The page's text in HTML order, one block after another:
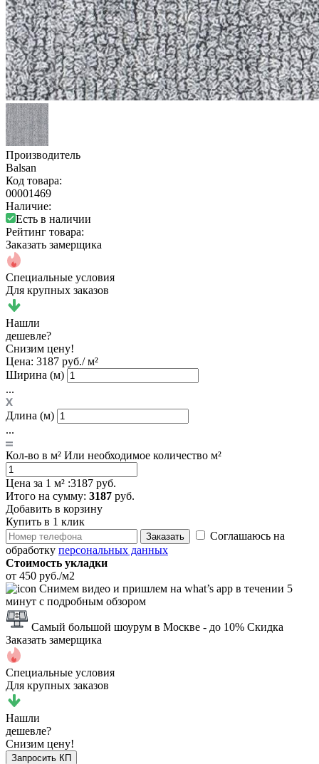
Производитель
Balsan
Код товара:
00001469
Наличие:
Есть в наличии
Рейтинг товара:
Заказать замерщика
Специальные условия
Для крупных заказов
Нашли
дешевле?
Снизим цену!
Цена: 3187 руб./ м²
Ширина (м)
...
Длина (м)
...
Кол-во в м² Или необходимое количество м²
Цена за 1 м² :3187 руб.
Итого на сумму: 3187 руб.
Добавить в корзину
Купить в 1 клик
Заказать
Соглашаюсь на
обработку персональных данных
Стоимость укладки
от 450 руб./м2
Снимем видео и пришлем на what’s app в течении 5
минут с подробным обзором
Самый большой шоурум в Москве - до 10% Скидка
Заказать замерщика
Специальные условия
Для крупных заказов
Нашли
дешевле?
Снизим цену!
Запросить КП